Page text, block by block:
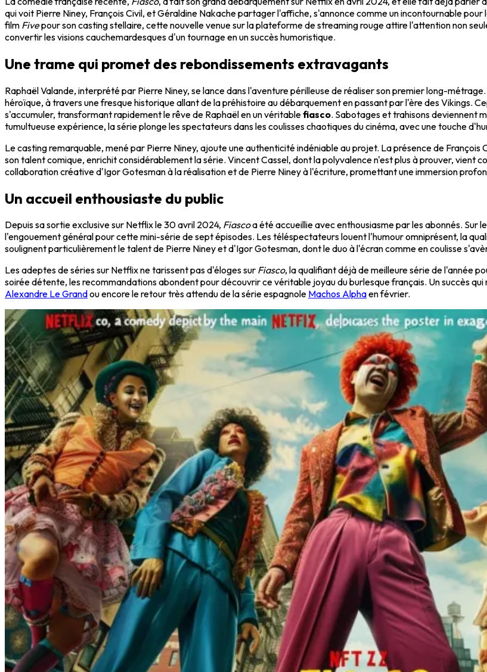
qui voit Pierre Niney, François Civil, et Géraldine Nakache partager l'affiche, s'annonce comme un incontournable
film Fivepour son casting stellaire, cette nouvelle venue sur la plateforme de streaming rouge attire l'attention non
convertir les visions cauchemardesques d'un tournage en un succès humoristique.
Une trame qui promet des rebondissements extravagants
Raphaël Valande, interprété par Pierre Niney, se lance dans l'aventure périlleuse de réaliser son premier long-
héroïque, à travers une fresque historique allant de la préhistoire au débarquement en passant par l'ère des Vikings.
s'accumuler, transformant rapidement le rêve de Raphaël en un véritablefiasco. Sabotages et trahisons deviennent
tumultueuse expérience, la série plonge les spectateurs dans les coulisses chaotiques du cinéma, avec une touche
Le casting remarquable, mené par Pierre Niney, ajoute une authenticité indéniable au projet. La présence de
son talent comique, enrichit considérablement la série. Vincent Cassel, dont la polyvalence n'est plus à prouver,
collaboration créative d'Igor Gotesman à la réalisation et de Pierre Niney à l'écriture, promettant une immersion
Un accueil enthousiaste du public
Depuis sa sortie exclusive sur Netflix le 30 avril 2024, Fiascoa été accueillie avec enthousiasme par les abonnés. Sur
l'engouement général pour cette mini-série de sept épisodes. Les téléspectateurs louent l'humour omniprésent, la
soulignent particulièrement le talent de Pierre Niney et d'Igor Gotesman, dont le duo à l'écran comme en coulisse
Les adeptes de séries sur Netflix ne tarissent pas d'éloges sur Fiasco, la qualifiant déjà de meilleure série de l'année
soirée détente, les recommandations abondent pour découvrir ce véritable joyau du burlesque français. Un succès
Alexandre Le Grandou encore le retour très attendu de la série espagnole Machos Alphaen février.